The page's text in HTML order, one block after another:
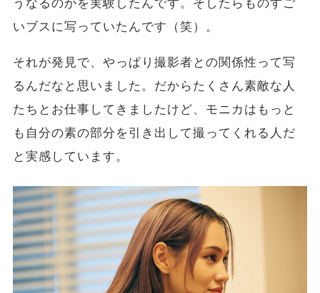
いブスに写っていたんです（笑）。
それが発見で、やっぱり撮影者との関係性って写
るんだなと思いました。だからたくさん素敵な人
たちとお仕事してきましたけど、モニカはもっと
も自分の素の部分を引き出して撮ってくれる人だ
と実感しています。